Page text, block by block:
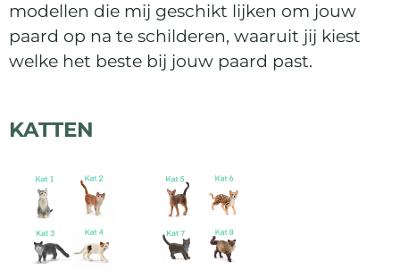
modellen die mij geschikt lijken om jouw
paard op na te schilderen, waaruit jij kiest
welke het beste bij jouw paard past.
KATTEN